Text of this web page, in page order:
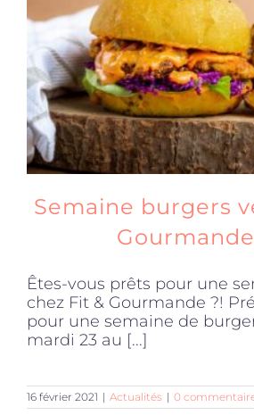
Produits sains
Click and collect
Traiteur
Accessoires
Offres
Semaine burgers
Gourmande
Êtes-vous prêts pour une
chez Fit & Gourmande ?!
pour une semaine de
mardi 23 au [...]
16 février 2021 | Actualités | 0